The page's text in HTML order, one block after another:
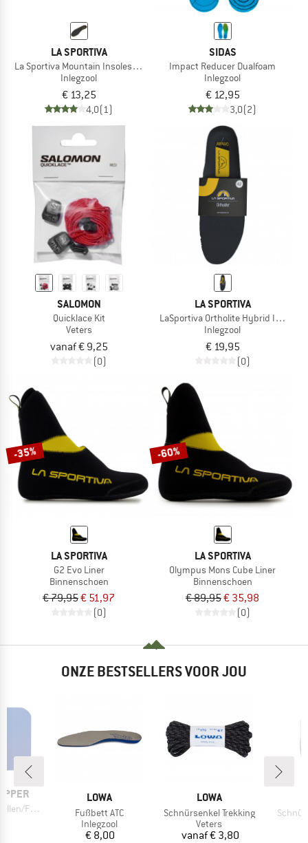
LA SPORTIVA
La Sportiva Mountain Insoles 39OA
Inlegzool
€ 13,25
4,0(1)
SIDAS
Impact Reducer Dualfoam
Inlegzool
€ 12,95
3,0(2)
SALOMON
Quicklace Kit
Veters
vanaf € 9,25
(0)
LA SPORTIVA
LaSportiva Ortholite Hybrid Insoles
Inlegzool
€ 19,95
(0)
-35%
LA SPORTIVA
G2 Evo Liner
Binnenschoen
€ 79,95€ 51,97
(0)
-60%
LA SPORTIVA
Olympus Mons Cube Liner
Binnenschoen
€ 89,95€ 35,98
(0)
ONZE BESTSELLERS VOOR JOU
Ferse
MERK
LOWA
Artikel
Fußbett ATC
Productgroep
Inlegzool
Prijs
€ 8,00
MERK
LOWA
Artikel
Schnürsenkel Trekking
Productgroep
Veters
Prijs
vanaf€ 3,80
Artikel